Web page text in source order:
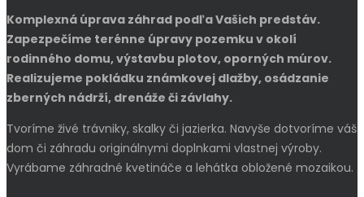
Komplexná úprava záhrad podľa Vašich predstáv.
Zapezpečíme terénne úpravy pozemku v okolí
rodinného domu, výstavbu plotov, oporných múrov.
Realizujeme pokládku známkovej dlažby, osádzanie
zberných nádrží, drenáže či závlahy.
Tvoríme živé trávniky, skalky či jazierka. Navyše dotvoríme váš
dom či záhradu originálnymi doplnkami vlastnej výroby.
Vyrábame záhradné kvetináče a lehátka obložené mozaikou.